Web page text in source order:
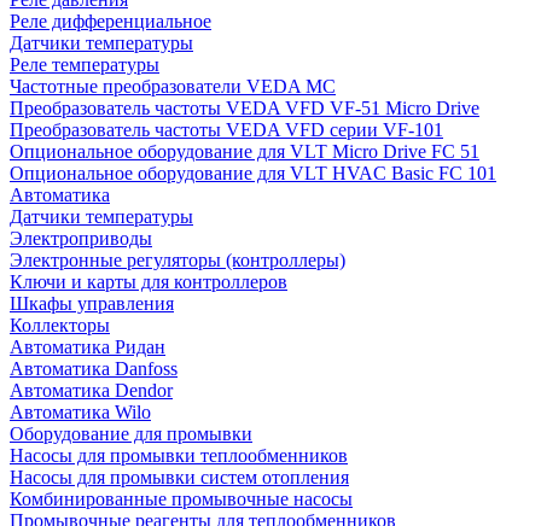
Реле дифференциальное
Датчики температуры
Реле температуры
Частотные преобразователи VEDA MC
Преобразователь частоты VEDA VFD VF-51 Micro Drive
Преобразователь частоты VEDA VFD серии VF-101
Опциональное оборудование для VLT Micro Drive FC 51
Опциональное оборудование для VLT HVAC Basic FC 101
Автоматика
Датчики температуры
Электроприводы
Электронные регуляторы (контроллеры)
Ключи и карты для контроллеров
Шкафы управления
Коллекторы
Автоматика Ридан
Автоматика Danfoss
Автоматика Dendor
Автоматика Wilo
Оборудование для промывки
Насосы для промывки теплообменников
Насосы для промывки систем отопления
Комбинированные промывочные насосы
Промывочные реагенты для теплообменников